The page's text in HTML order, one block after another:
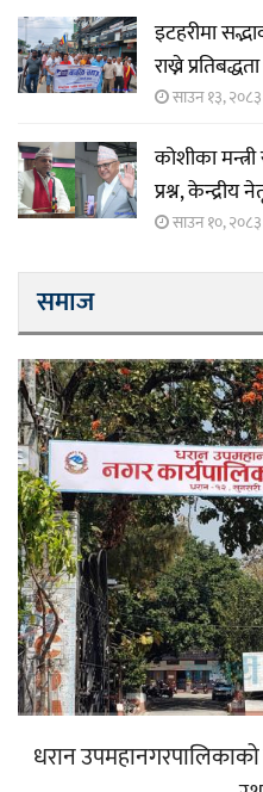
इटहरीमा
राख्ने प्रतिबद्धता
साउन १३, २०८३
कोशीका
प्रश्न,
साउन १०, २०८३
समाज
धरान